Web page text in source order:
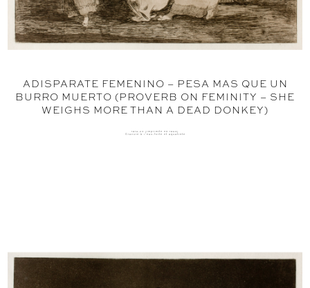
ADISPARATE FEMENINO – PESA MAS QUE UN
BURRO MUERTO (PROVERB ON FEMINITY – SHE
WEIGHS MORE THAN A DEAD DONKEY)
1816-23 (imprimée en 1864)
Gravure à l'eau-forte et aquatinte